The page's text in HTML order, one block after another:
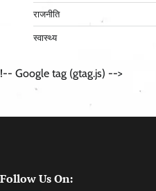
राजनीति
स्वास्थ्य
!-- Google tag (gtag.js) -->
Follow Us On: